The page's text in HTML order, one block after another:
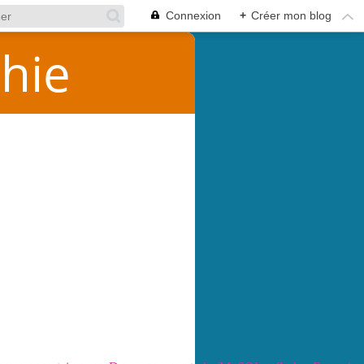
Connexion + Créer mon blog